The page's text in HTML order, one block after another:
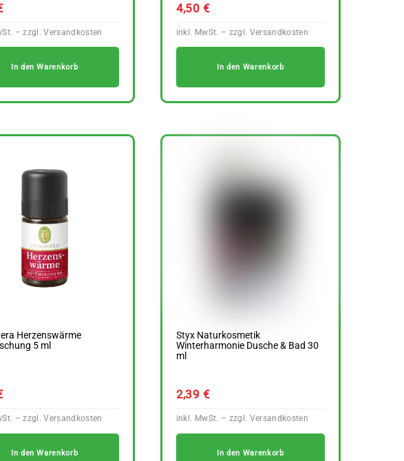
In den Warenkorb
4,50 €
In den Warenkorb
Herzenswärme
5 ml
In den Warenkorb
Styx Naturkosmetik
Winterharmonie Dusche & Bad 30
ml
2,39 €
In den Warenkorb